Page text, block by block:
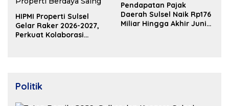
HIPMI Properti Sulsel
Gelar Raker 2026-2027,
Perkuat Kolaborasi
Pendapatan Pajak
Daerah Sulsel Naik Rp176
Miliar Hingga Akhir Juni
Politik